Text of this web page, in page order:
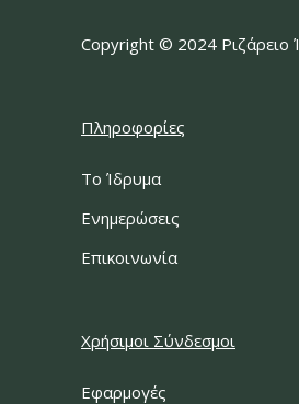
Copyright © 2024 Ριζάρειο
Πληροφορίες
Το Ίδρυμα
Ενημερώσεις
Επικοινωνία
Χρήσιμοι Σύνδεσμοι
Εφαρμογές